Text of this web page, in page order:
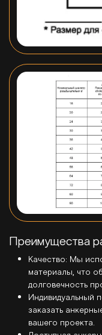
Преимущества
Качество: Мы
материалы, что
долговечность
Индивидуальный
заказать
вашего проекта.